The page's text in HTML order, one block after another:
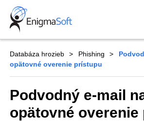
Skip
content
Databáza hrozieb Phishing
opätovné overenie prístupu
Podvodný e-mail
opätovné overenie